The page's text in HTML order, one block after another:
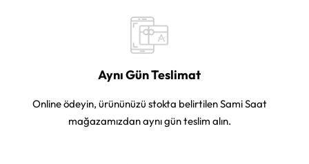
Aynı Gün Teslimat
Online ödeyin, ürününüzü stokta belirtilen Sami Saat
mağazamızdan aynı gün teslim alın.